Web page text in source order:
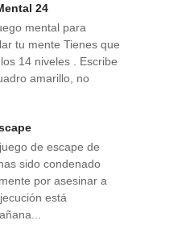
24
mental para
tu mente Tienes que
14 niveles . Escribe
amarillo, no
de escape de
sido condenado
por asesinar a
está